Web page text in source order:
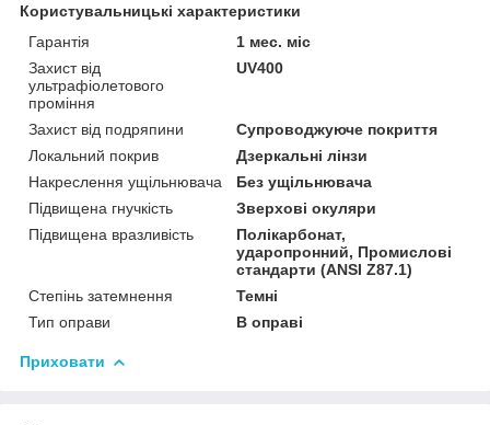
Користувальницькі характеристики
Гарантія
1 мес. міс
Захист від
ультрафіолетового
проміння
UV400
Захист від подряпини
Супроводжуюче покриття
Локальний покрив
Дзеркальні лінзи
Накреслення ущільнювача
Без ущільнювача
Підвищена гнучкість
Зверхові окуляри
Підвищена вразливість
Полікарбонат,
ударопронний, Промислові
стандарти (ANSI Z87.1)
Степінь затемнення
Темні
Тип оправи
В оправі
Приховати